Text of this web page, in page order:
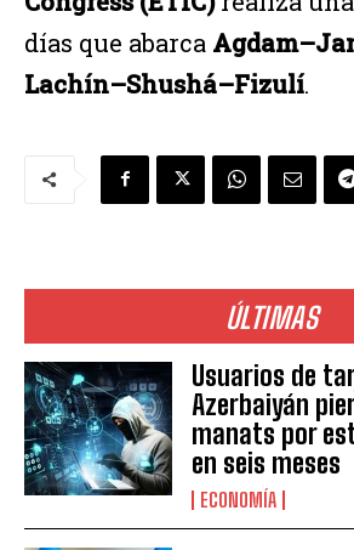
ÚLTIMAS
Usuarios de
Azerbaiyán
manats por
en seis meses
ECONOMÍA
días que abarca
Lachín–Shushá–Fizulí.